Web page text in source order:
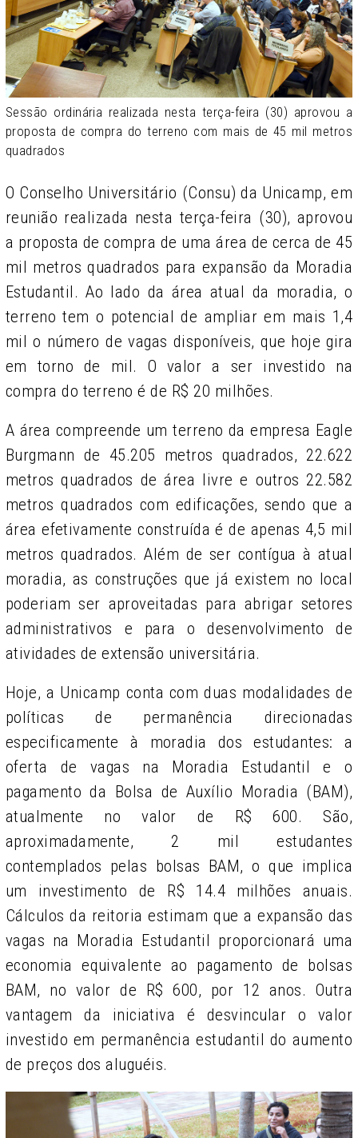
Sessão ordinária realizada nesta terça-feira (30) aprovou a
proposta de compra do terreno com mais de 45 mil metros
quadrados
O Conselho Universitário (Consu) da Unicamp, em
reunião realizada nesta terça-feira (30), aprovou
a proposta de compra de uma área de cerca de 45
mil metros quadrados para expansão da Moradia
Estudantil. Ao lado da área atual da moradia, o
terreno tem o potencial de ampliar em mais 1,4
mil o número de vagas disponíveis, que hoje gira
em torno de mil. O valor a ser investido na
compra do terreno é de R$ 20 milhões.
A área compreende um terreno da empresa Eagle
Burgmann de 45.205 metros quadrados, 22.622
metros quadrados de área livre e outros 22.582
metros quadrados com edificações, sendo que a
área efetivamente construída é de apenas 4,5 mil
metros quadrados. Além de ser contígua à atual
moradia, as construções que já existem no local
poderiam ser aproveitadas para abrigar setores
administrativos e para o desenvolvimento de
atividades de extensão universitária.
Hoje, a Unicamp conta com duas modalidades de
políticas de permanência direcionadas
especificamente à moradia dos estudantes: a
oferta de vagas na Moradia Estudantil e o
pagamento da Bolsa de Auxílio Moradia (BAM),
atualmente no valor de R$ 600. São,
aproximadamente, 2 mil estudantes
contemplados pelas bolsas BAM, o que implica
um investimento de R$ 14.4 milhões anuais.
Cálculos da reitoria estimam que a expansão das
vagas na Moradia Estudantil proporcionará uma
economia equivalente ao pagamento de bolsas
BAM, no valor de R$ 600, por 12 anos. Outra
vantagem da iniciativa é desvincular o valor
investido em permanência estudantil do aumento
de preços dos aluguéis.